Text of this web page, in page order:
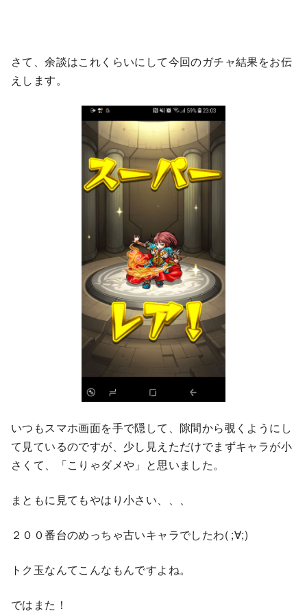
さて、余談はこれくらいにして今回のガチャ結果をお伝
えします。
いつもスマホ画面を手で隠して、隙間から覗くようにし
て見ているのですが、少し見えただけでまずキャラが小
さくて、「こりゃダメや」と思いました。
まともに見てもやはり小さい、、、
２００番台のめっちゃ古いキャラでしたわ( ;∀;)
トク玉なんてこんなもんですよね。
ではまた！